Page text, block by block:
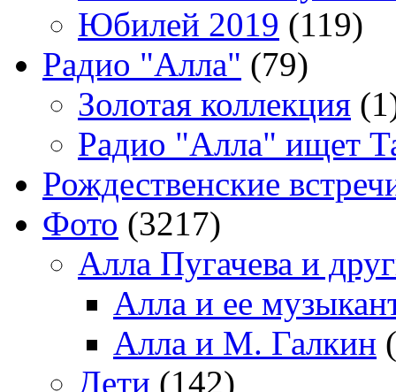
Юбилей 2019 (119)
Радио "Алла" (79)
Золотая коллекция
Радио "Алла" ищет
Рождественские
Фото (3217)
Алла Пугачева и
Алла и ее
Алла и М. Галкин
Дети (142)